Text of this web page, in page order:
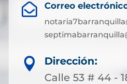
 Correo

Dirección:
Calle 53 # 44 -